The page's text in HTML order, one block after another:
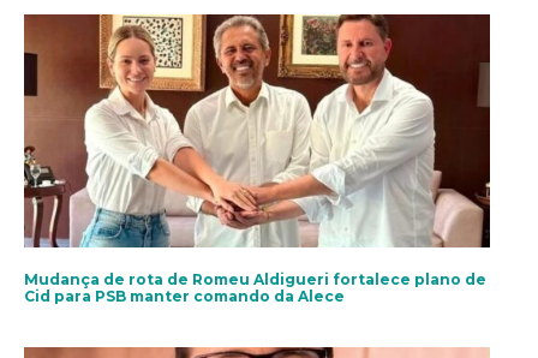
Mudança de rota de Romeu Aldigueri fortalece plano de
Cid para PSB manter comando da Alece